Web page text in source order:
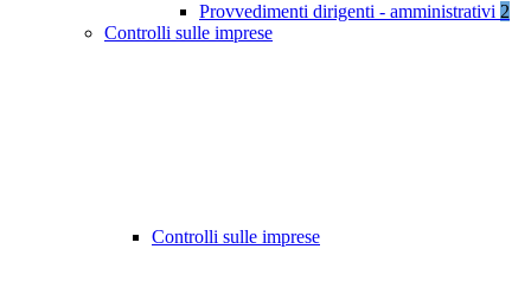
Provvedimenti dirigenti - amministrativi 2
Controlli sulle imprese
Controlli sulle imprese